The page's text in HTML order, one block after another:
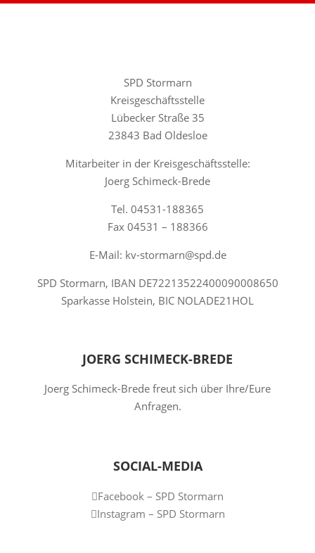
SPD Stormarn
Kreisgeschäftsstelle
Lübecker Straße 35
23843 Bad Oldesloe
Mitarbeiter in der Kreisgeschäftsstelle:
Joerg Schimeck-Brede
Tel. 04531-188365
Fax 04531 – 188366
E-Mail: kv-stormarn@spd.de
SPD Stormarn, IBAN DE72213522400090008650
Sparkasse Holstein, BIC NOLADE21HOL
JOERG SCHIMECK-BREDE
Joerg Schimeck-Brede freut sich über Ihre/Eure
Anfragen.
SOCIAL-MEDIA
Facebook – SPD Stormarn
Instagram – SPD Stormarn